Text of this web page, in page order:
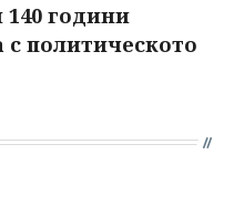
години
политическото